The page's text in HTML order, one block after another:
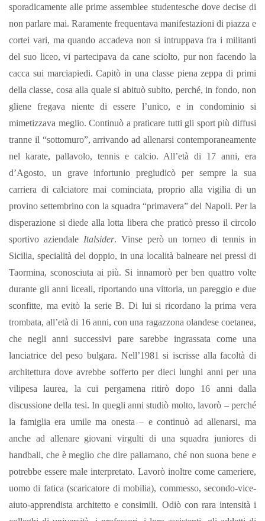
sporadicamente alle prime assemblee studentesche dove decise di
non parlare mai. Raramente frequentava manifestazioni di piazza e
cortei vari, ma quando accadeva non si intruppava fra i militanti
del suo liceo, vi partecipava da cane sciolto, pur non facendo la
cacca sui marciapiedi.Capitò in una classe piena zeppa di primi
della classe, cosa alla quale si abituò subito, perché, in fondo, non
gliene fregava niente di essere l’unico, e in condominio si
mimetizzava meglio. Continuò a praticare tutti gli sport più diffusi
tranne il “sottomuro”, arrivando ad allenarsi contemporaneamente
nel karate, pallavolo, tennis e calcio. All’età di 17 anni, era
d’Agosto, un grave infortunio pregiudicò per sempre la sua
carriera di calciatore mai cominciata, proprio alla vigilia di un
provino settembrino con la squadra “primavera” del Napoli. Per la
disperazione si diede alla lotta libera che praticò presso il circolo
sportivo aziendale Italsider. Vinse però un torneo di tennis in
Sicilia, specialità del doppio, in una località balneare nei pressi di
Taormina, sconosciuta ai più. Si innamorò per ben quattro volte
durante gli anni liceali, riportando una vittoria, un pareggio e due
sconfitte, ma evitò la serie B. Di lui si ricordano la prima vera
trombata, all’età di 16 anni, con una ragazzona olandese coetanea,
che negli anni successivi pare sarebbe ingrassata come una
lanciatrice del peso bulgara. Nell’1981 si iscrisse alla facoltà di
architettura dove avrebbe sofferto per dieci lunghi anni per una
vilipesa laurea, la cui pergamena ritirò dopo 16 anni dalla
discussione della tesi. In quegli anni studiò molto, lavorò – perché
la famiglia era umile ma onesta – e continuò ad allenarsi, ma
anche ad allenare giovani virgulti di una squadra juniores di
handball, che è meglio che dire pallamano, ché non suona bene e
potrebbe essere male interpretato. Lavorò inoltre come cameriere,
uomo di fatica (scaricatore di mobilia), commesso, secondo-vice-
aiuto-apprendista architetto e consimili. Odiò con rara intensità i